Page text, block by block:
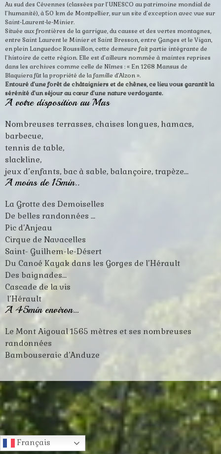
Au sud des Cévennes (classées par l’UNESCO au patrimoine mondial de
l’humanité), à 50 km de Montpellier, sur un site d’exception avec vue sur
Saint-Laurent-le-Minier.
Située aux frontières de la garrigue, du causse et des vertes montagnes,
entre Saint Laurent le Minier et Saint Bresson, entre Ganges et le Vigan,
en plein Languedoc Roussillon, cette demeure fait partie intégrante de
l’histoire de cette région. Elle est d’ailleurs nommée à maintes reprises
dans les archives comme celle de Nîmes : « En 1268 Mansus de
Blaquiera fût la propriété de la famille d’Alzon ».
Entouré d’une forêt de châtaigniers et de chênes, ce lieu vous garantit la
sérénitéd’un séjour au cœur d’une nature verdoyante.
A votre disposition au Mas
Nombreuses terrasses, chaises longues, hamacs,
barbecue,
tennis de table,
slackline,
jeux d’enfants, bac à sable, balançoire, trapèze…
A moins de 15min..
La Grotte des Demoiselles
De belles randonnées …
Pic d’Anjeau
Cirque de Navacelles
Saint- Guilhem-le-Désert
Du Canoé Kayak dans les Gorges de l’Hérault
Des baignades…
Cascade de la vis
l’Hérault
A 45min environ…
Le Mont Aigoual 1565 mètres et ses nombreuses
randonnées
Bambouseraie d’Anduze
Français